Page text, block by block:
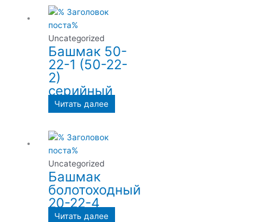
Uncategorized
Башмак 50-
22-1 (50-22-
2)
серийный
Читать далее
Uncategorized
Башмак
болотоходный
20-22-4
Читать далее